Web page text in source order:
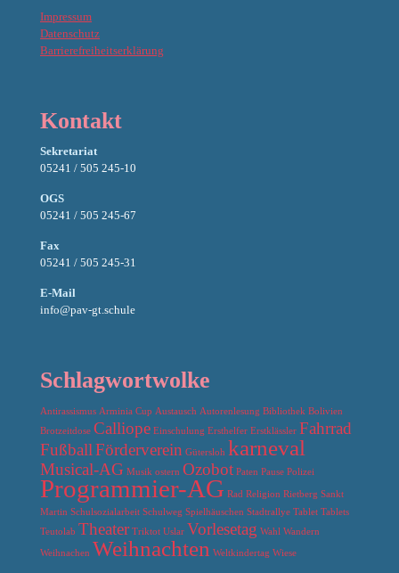
Impressum
Datenschutz
Barrierefreiheitserklärung
Kontakt
Sekretariat
05241 / 505 245-10
OGS
05241 / 505 245-67
Fax
05241 / 505 245-31
E-Mail
info@pav-gt.schule
Schlagwortwolke
Antirassismus Arminia Cup Austausch Autorenlesung Bibliothek Bolivien
Brotzeitdose Calliope Einschulung Ersthelfer Erstklässler Fahrrad
FußballFörderverein Gütersloh karneval
Musical-AG Musik ostern Ozobot Paten Pause Polizei
Programmier-AG Rad Religion Rietberg Sankt
Martin Schulsozialarbeit Schulweg Spielhäuschen Stadtrallye Tablet Tablets
Teutolab Theater Triktot Uslar Vorlesetag Wahl Wandern
Weihnachen Weihnachten Weltkindertag Wiese